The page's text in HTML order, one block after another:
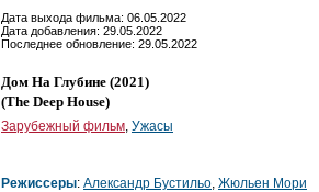
Дата выхода фильма: 06.05.2022
Дата добавления: 29.05.2022
Последнее обновление: 29.05.2022
Дом На Глубине (2021)
(The Deep House)
Зарубежный фильм Ужасы
Режиссеры: Александр Бустильо Жюльен Мори